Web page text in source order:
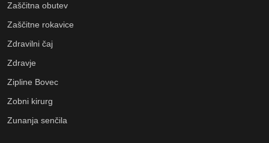
Zaščitna obutev
Zaščitne rokavice
Zdravilni čaj
Zdravje
Zipline Bovec
Zobni kirurg
Zunanja senčila